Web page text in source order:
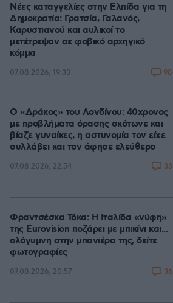
Νέες καταγγελίες στην Ελπίδα για τη
Δημοκρατία: Γρατσία, Γαλανός,
Καρυστιανού και αυλικοί το
μετέτρεψαν σε φοβικό αρχηγικό
κόμμα
07.08.2026, 19:33 98
Ο «Δράκος» του Λονδίνου: 40χρονος
με προβλήματα όρασης σκότωνε και
βίαζε γυναίκες, η αστυνομία τον είχε
συλλάβει και τον άφησε ελεύθερο
07.08.2026, 22:54 33
Φραντσέσκα Τόκα: Η Ιταλίδα «νύφη»
της Eurovision ποζάρει με μπικίνι και...
ολόγυμνη στην μπανιέρα της, δείτε
φωτογραφίες
07.08.2026, 20:57 36